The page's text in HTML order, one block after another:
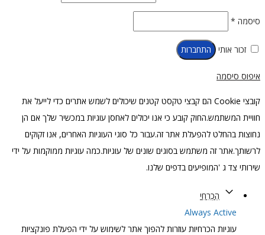
סיסמה *חובה
זכור אותי התחברות
איפוס סיסמה
קובצי Cookie הם קבצי טקסט קטנים שיכולים לשמש אתרים כדי לייעל את
חוויית המשתמש.החוק קובע כי אנו יכולים לאחסן עוגיות במכשיר שלך אם הן
נחוצות בהחלט להפעלת אתר זה.עבור כל סוגי העוגיות האחרים, אנו זקוקים
לרשותך.אתר זה משתמש בסוגים שונים של עוגיות.כמה עוגיות ממוקמות על ידי
שירותי צד ג 'המופיעים בדפים שלנו.
הֶכְרֵחִי
Always Active
עוגיות הכרחיות עוזרות להפוך אתר לשימוש על ידי הפעלת פונקציות